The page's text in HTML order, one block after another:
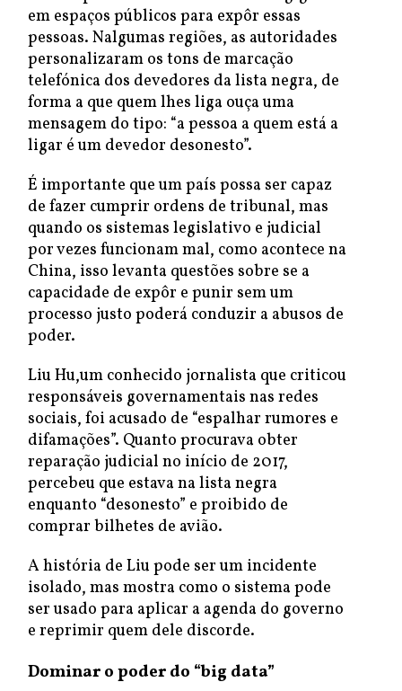
em espaços públicos para expôr essas
pessoas. Nalgumas regiões, as autoridades
personalizaram os tons de marcação
telefónica dos devedores da lista negra, de
forma a que quem lhes liga ouça uma
mensagem do tipo: “a pessoa a quem está a
ligar é um devedor desonesto”.
É importante que um país possa ser capaz
de fazer cumprir ordens de tribunal, mas
quando os sistemas legislativo e judicial
por vezes funcionam mal, como acontece na
China, isso levanta questões sobre se a
capacidade de expôr e punir sem um
processo justo poderá conduzir a abusos de
poder.
Liu Hu,um conhecido jornalista que criticou
responsáveis governamentais nas redes
sociais, foi acusado de “espalhar rumores e
difamações”. Quanto procurava obter
reparação judicial no início de 2017,
percebeu que estava na lista negra
enquanto “desonesto” e proibido de
comprar bilhetes de avião.
A história de Liu pode ser um incidente
isolado, mas mostra como o sistema pode
ser usado para aplicar a agenda do governo
e reprimir quem dele discorde.
Dominar o poder do “big data”